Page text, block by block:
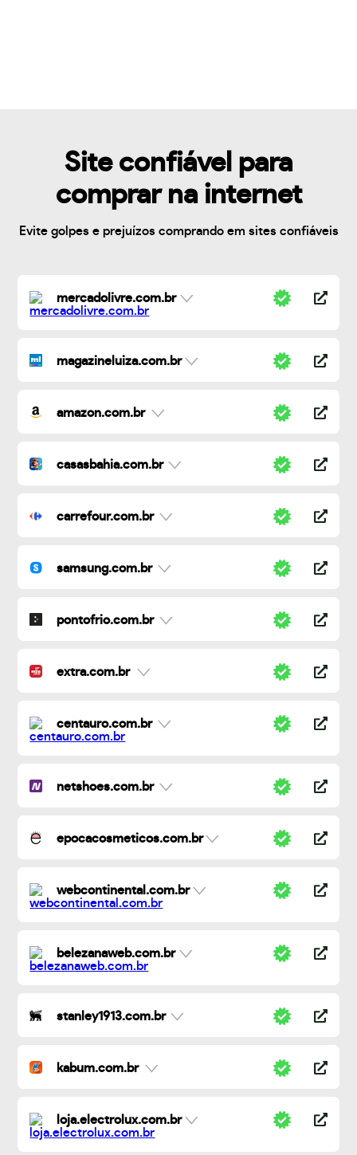
Site confiável para
comprar na internet
Evite golpes e prejuízos comprando em sites confiáveis
mercadolivre.com.br
magazineluiza.com.br
amazon.com.br
casasbahia.com.br
carrefour.com.br
samsung.com.br
pontofrio.com.br
extra.com.br
centauro.com.br
netshoes.com.br
epocacosmeticos.com.br
webcontinental.com.br
belezanaweb.com.br
stanley1913.com.br
kabum.com.br
loja.electrolux.com.br